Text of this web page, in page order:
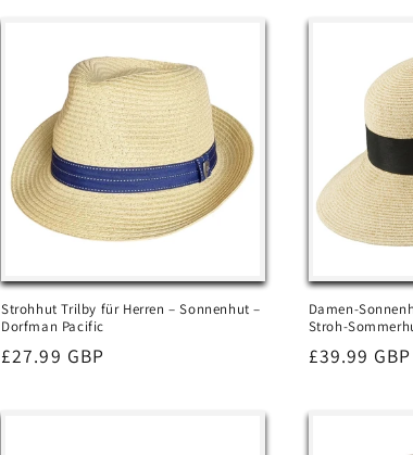
Strohhut Trilby für Herren – Sonnenhut –
Dorfman Pacific
Normaler
£27.99 GBP
Damen-
Stroh-
Normaler
£39.99 GBP